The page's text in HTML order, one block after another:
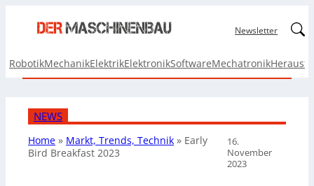
Newsletter
RobotikMechanikElektrikElektronikSoftwareMechatronik
NEWS
Home » Markt, Trends, Technik » Early
Bird Breakfast 2023
16.
November
2023